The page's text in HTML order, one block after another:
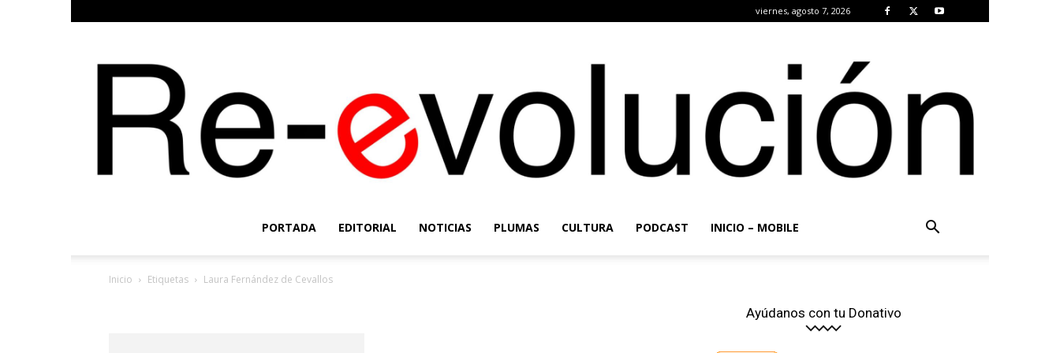
viernes, agosto 7, 2026
PORTADA EDITORIAL NOTICIAS PLUMAS CULTURA PODCAST INICIO – MOBILE
Inicio Etiquetas Laura Fernández de Cevallos
Ayúdanos con tu Donativo